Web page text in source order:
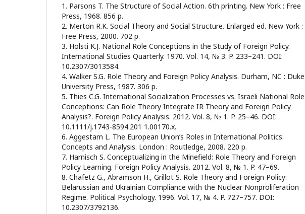
1. Parsons T. The Structure of Social Action. 6th printing. New York : Free
Press, 1968. 856 p.
2. Merton R.K. Social Theory and Social Structure. Enlarged ed. New York :
Free Press, 2000. 702 p.
3. Holsti K.J. National Role Conceptions in the Study of Foreign Policy.
International Studies Quarterly. 1970. Vol. 14, № 3. P. 233–241. DOI:
10.2307/3013584.
4. Walker S.G. Role Theory and Foreign Policy Analysis. Durham, NC : Duke
University Press, 1987. 306 p.
5. Thies C.G. International Socialization Processes vs. Israeli National Role
Conceptions: Can Role Theory Integrate IR Theory and Foreign Policy
Analysis?. Foreign Policy Analysis. 2012. Vol. 8, № 1. P. 25–46. DOI:
10.1111/j.1743-8594.201 1.00170.x.
6. Aggestam L. The European Union’s Roles in International Politics:
Concepts and Analysis. London : Routledge, 2008. 220 p.
7. Harnisch S. Conceptualizing in the Minefield: Role Theory and Foreign
Policy Learning. Foreign Policy Analysis. 2012. Vol. 8, № 1. P. 47–69.
8. Chafetz G., Abramson H., Grillot S. Role Theory and Foreign Policy:
Belarussian and Ukrainian Compliance with the Nuclear Nonproliferation
Regime. Political Psychology. 1996. Vol. 17, № 4. P. 727–757. DOI:
10.2307/3792136.